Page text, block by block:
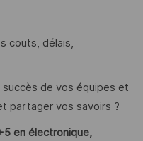
couts, délais,
de vos équipes et
partager vos savoirs ?
en électronique,